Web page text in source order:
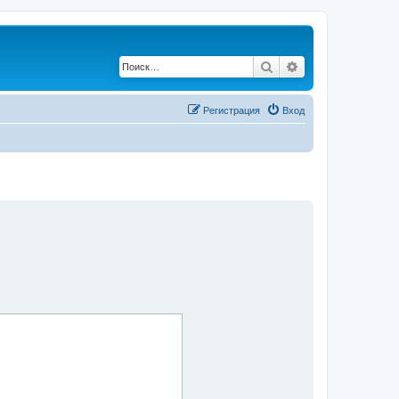
Поиск
Вход
Регистрация